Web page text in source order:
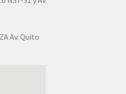
Av. Quito